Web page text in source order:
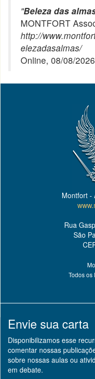
"Beleza das
MONTFORT
http://
elezadasalmas/
Online, 08/08/
Montfort -
Rua
São
Todos os
Envie sua carta
Disponibilizamos esse
comentar nossas
sobre nossas aulas ou
em debate.